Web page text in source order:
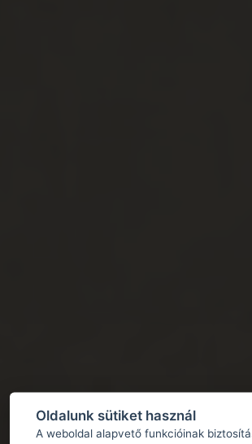
Oldalunk sütiket használ
A weboldal alapvető funkcióinak